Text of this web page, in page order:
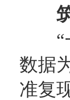
筑
“一
数据
准复